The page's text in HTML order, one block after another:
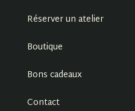
Réserver un atelier
Boutique
Bons cadeaux
Contact